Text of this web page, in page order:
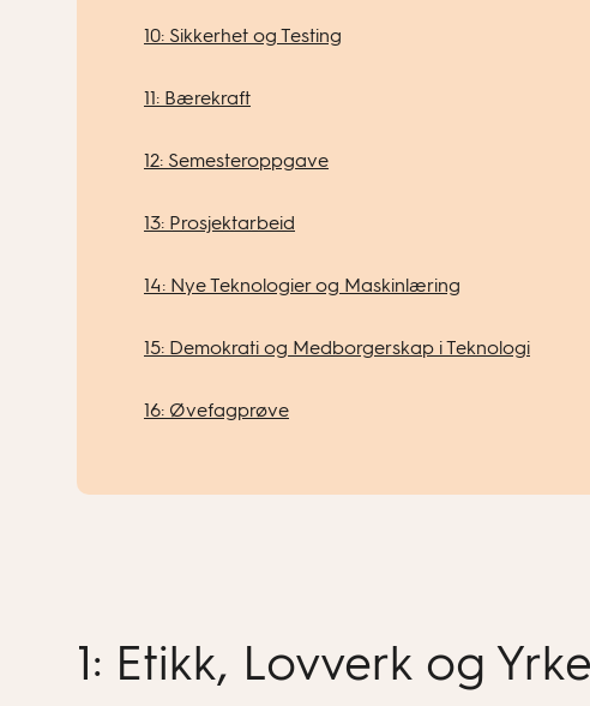
10: Sikkerhet og Testing
11: Bærekraft
12: Semesteroppgave
13: Prosjektarbeid
14: Nye Teknologier og Maskinlæring
15: Demokrati og Medborgerskap i Teknologi
16: Øvefagprøve
1: Etikk, Lovverk og